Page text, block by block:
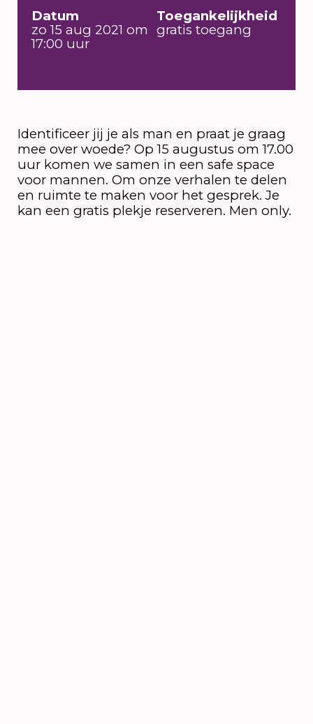
Datum
zo 15 aug 2021 om
17:00 uur
Toegankelijkheid
gratis toegang
Identificeer jij je als man en praat je graag
mee over woede? Op 15 augustus om 17.00
uur komen we samen in een safe space
voor mannen. Om onze verhalen te delen
en ruimte te maken voor het gesprek. Je
kan een gratis plekje reserveren. Men only.